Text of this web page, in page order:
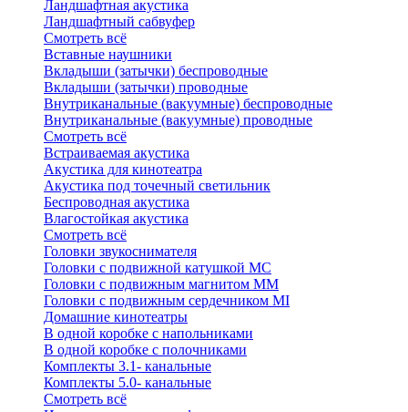
Ландшафтная акустика
Ландшафтный сабвуфер
Смотреть всё
Вставные наушники
Вкладыши (затычки) беспроводные
Вкладыши (затычки) проводные
Внутриканальные (вакуумные) беспроводные
Внутриканальные (вакуумные) проводные
Смотреть всё
Встраиваемая акустика
Акустика для кинотеатра
Акустика под точечный светильник
Беспроводная акустика
Влагостойкая акустика
Смотреть всё
Головки звукоснимателя
Головки с подвижной катушкой MC
Головки с подвижным магнитом ММ
Головки с подвижным сердечником MI
Домашние кинотеатры
В одной коробке с напольниками
В одной коробке с полочниками
Комплекты 3.1- канальные
Комплекты 5.0- канальные
Смотреть всё